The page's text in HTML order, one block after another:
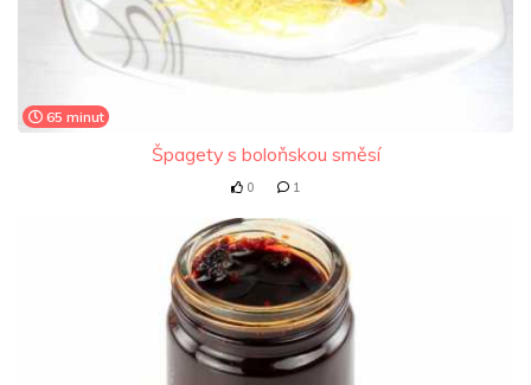
65 minut
Špagety s boloňskou směsí
0 1